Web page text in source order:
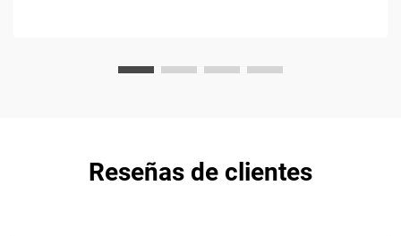
Reseñas de clientes